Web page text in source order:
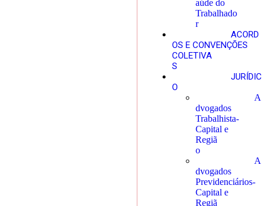
aúde do
Trabalhado
r
ACORD
OS E CONVENÇÕES
COLETIVA
S
JURÍDIC
O
A
dvogados
Trabalhista-
Capital e
Regiã
o
A
dvogados
Previdenciários-
Capital e
Regiã